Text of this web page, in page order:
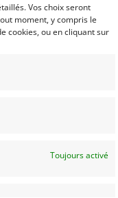
Vos choix seront
moment, y compris le
cookies, ou en cliquant sur
Toujours activé
F3 CLASSIC (1973)